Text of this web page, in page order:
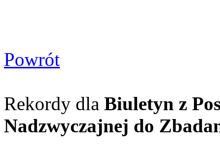
Powrót
Rekordy dla Biuletyn z
Nadzwyczajnej do